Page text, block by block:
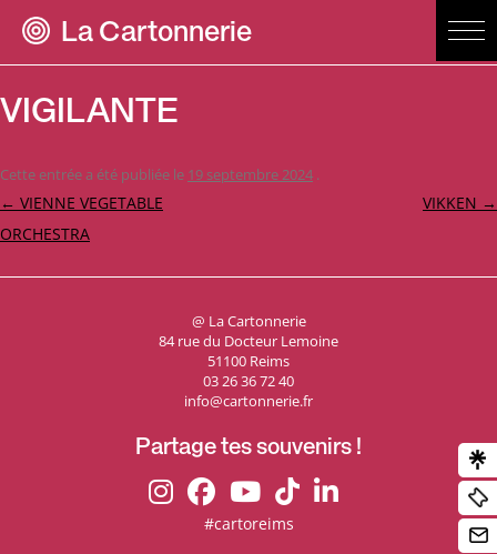
La Cartonnerie
VIGILANTE
Cette entrée a été publiée le 19 septembre 2024 .
Navigation
des
← VIENNE VEGETABLE
ORCHESTRA
VIKKEN →
@ La Cartonnerie
84 rue du Docteur Lemoine
51100 Reims
03 26 36 72 40
info@cartonnerie.fr
Partage tes souvenirs !
#cartoreims